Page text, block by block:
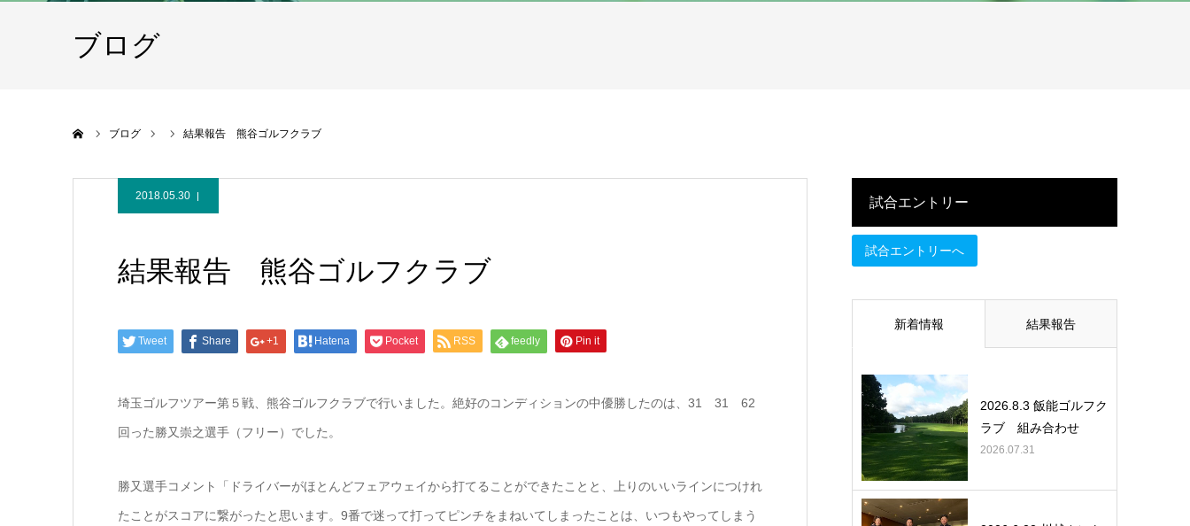
ブログ
ブログ 結果報告 熊谷ゴルフクラブ
2018.05.30
結果報告 熊谷ゴルフクラブ
Tweet Share +1 Hatena Pocket RSS feedly Pin it
埼玉ゴルフツアー第５戦、熊谷ゴルフクラブで行いました。絶好のコンディションの中優勝したのは、31 31 62
回った勝又崇之選手（フリー）でした。
勝又選手コメント「ドライバーがほとんどフェアウェイから打てることができたことと、上りのいいラインにつけれ
たことがスコアに繋がったと思います。9番で迷って打ってピンチをまねいてしまったことは、いつもやってしまう
試合エントリー
試合エントリーへ
新着情報 結果報告
2026.8.3 飯能ゴルフク
ラブ 組み合わせ
2026.07.31